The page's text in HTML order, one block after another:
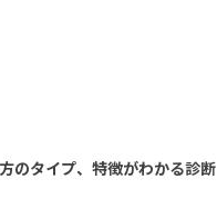
のタイプ、特徴がわかる診断